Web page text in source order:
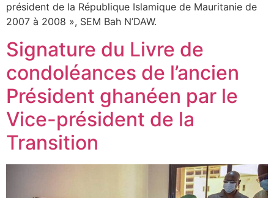
président de la République Islamique de Mauritanie de
2007 à 2008 », SEM Bah N’DAW.
Signature du Livre de
condoléances de l’ancien
Président ghanéen par le
Vice-président de la
Transition